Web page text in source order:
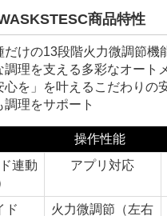
商品特性
だけの13段階火力微調節機
調理を支える多彩なオート
心を」を叶えるこだわりの
調理をサポート
操作性能
連動
アプリ対応
ド
火力微調節（左右